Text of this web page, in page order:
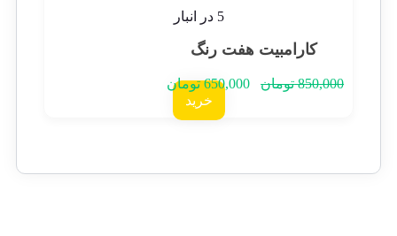
5 در انبار
کارامبیت هفت رنگ
850,000 تومان 650,000 تومان
خرید